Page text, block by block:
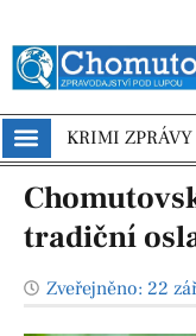
KRIMI ZPRÁVY
tradiční
Zveřejněno: 22